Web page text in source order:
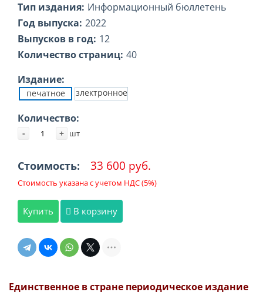
Тип издания: Информационный бюллетень
Год выпуска: 2022
Выпусков в год: 12
Количество страниц: 40
Издание:
печатное злектронное
Количество:
- + шт
Стоимость: 33 600 руб.
Стоимость указана с учетом НДС (5%)
Купить В корзину
Единственное в стране периодическое издание